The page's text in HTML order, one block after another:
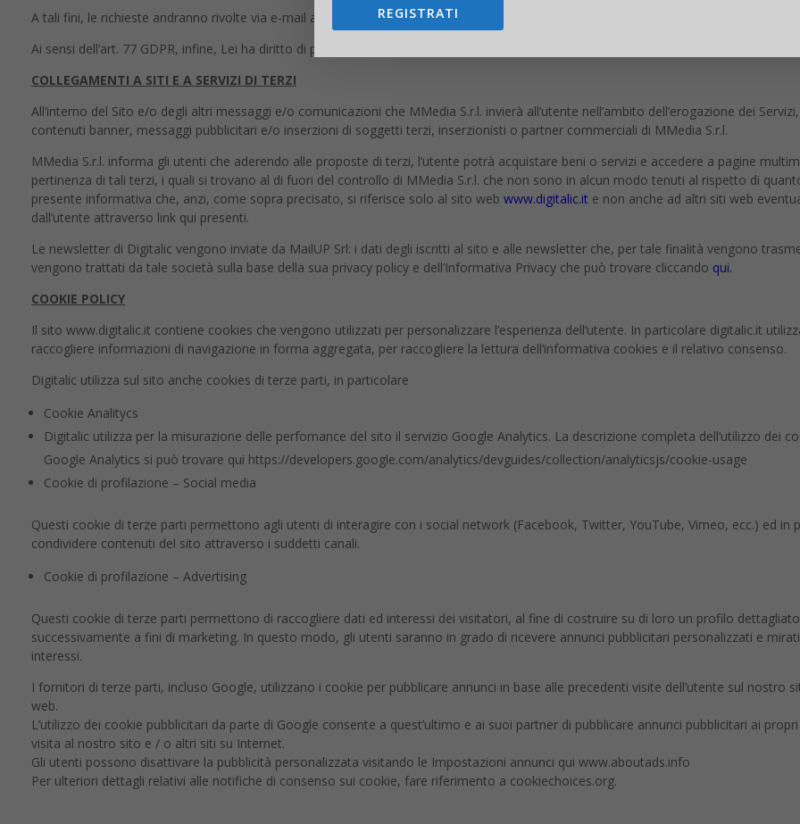
A tali fini, le richieste andranno rivolte via e-mail all’indirizzo privacy@mmedia.info.
Ai sensi dell’art. 77 GDPR, infine, Lei ha diritto di proporre reclamo all’autorità di controllo competente (Garante per la Protezione dei
COLLEGAMENTI A SITI E A SERVIZI DI TERZI
All’interno del Sito e/o degli altri messaggi e/o comunicazioni che MMedia S.r.l. invierà all’utente nell’ambito dell’erogazione dei
contenuti banner, messaggi pubblicitari e/o inserzioni di soggetti terzi, inserzionisti o partner commerciali di MMedia S.r.l.
MMedia S.r.l. informa gli utenti che aderendo alle proposte di terzi, l’utente potrà acquistare beni o servizi e accedere a pagine
pertinenza di tali terzi, i quali si trovano al di fuori del controllo di MMedia S.r.l. che non sono in alcun modo tenuti al rispetto di
presente informativa che, anzi, come sopra precisato, si riferisce solo al sito web www.digitalic.it e non anche ad altri siti web
dall’utente attraverso link qui presenti.
Le newsletter di Digitalic vengono inviate da MailUP Srl: i dati degli iscritti al sito e alle newsletter che, per tale finalità vengono
vengono trattati da tale società sulla base della sua privacy policy e dell’Informativa Privacy che può trovare cliccando qui.
COOKIE POLICY
Il sito www.digitalic.it contiene cookies che vengono utilizzati per personalizzare l’esperienza dell’utente. In particolare digitalic.it
raccogliere informazioni di navigazione in forma aggregata, per raccogliere la lettura dell’informativa cookies e il relativo consenso.
Digitalic utilizza sul sito anche cookies di terze parti, in particolare
Cookie Analitycs
Digitalic utilizza per la misurazione delle perfomance del sito il servizio Google Analytics. La descrizione completa dell’utilizzo dei
Google Analytics si può trovare qui https://developers.google.com/analytics/devguides/collection/analyticsjs/cookie-usage
Cookie di profilazione – Social media
Questi cookie di terze parti permettono agli utenti di interagire con i social network (Facebook, Twitter, YouTube, Vimeo, ecc.) ed in
condividere contenuti del sito attraverso i suddetti canali.
Cookie di profilazione – Advertising
Questi cookie di terze parti permettono di raccogliere dati ed interessi dei visitatori, al fine di costruire su di loro un profilo
successivamente a fini di marketing. In questo modo, gli utenti saranno in grado di ricevere annunci pubblicitari personalizzati e
interessi.
I fornitori di terze parti, incluso Google, utilizzano i cookie per pubblicare annunci in base alle precedenti visite dell’utente sul nostro
web.
L’utilizzo dei cookie pubblicitari da parte di Google consente a quest’ultimo e ai suoi partner di pubblicare annunci pubblicitari ai
visita al nostro sito e / o altri siti su Internet.
Gli utenti possono disattivare la pubblicità personalizzata visitando le Impostazioni annunci qui www.aboutads.info
Per ulteriori dettagli relativi alle notifiche di consenso sui cookie, fare riferimento a cookiechoices.org.
REGISTRATI